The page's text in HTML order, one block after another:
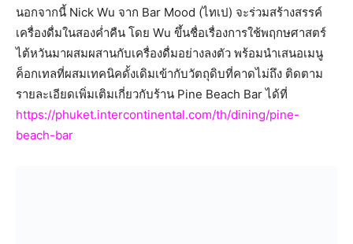
นอกจากนี้ Nick Wu จาก Bar Mood (ไทเป) จะร่วมสร้างสรรค์
เครื่องดื่มในสองค่ำคืน โดย Wu ขึ้นชื่อเรื่องการใช้พฤกษศาสตร์
ไต้หวันมาผสมผสานกับเครื่องดื่มอย่างลงตัว พร้อมนำเสนอเมนู
ค็อกเทลที่ผสมเทคนิคดั้งเดิมเข้ากับวัตถุดิบที่คาดไม่ถึง ติดตาม
รายละเอียดเพิ่มเติมเกี่ยวกับร้าน Pine Beach Bar ได้ที่
https://phuket.intercontinental.com/th/dining/pine-
beach-bar